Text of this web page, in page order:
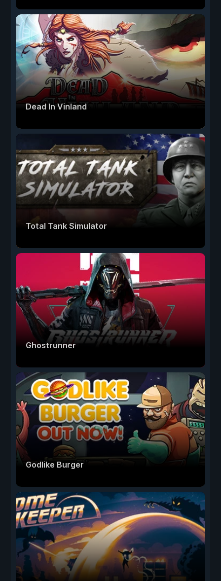
Dead In Vinland
Total Tank Simulator
Ghostrunner
Godlike Burger